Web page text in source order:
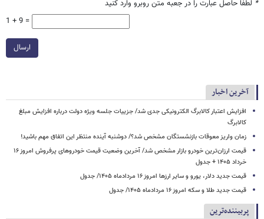
* لطفا حاصل عبارت را در جعبه متن روبرو وارد کنید
1 + 9 =
ارسال
آخرین اخبار
افزایش اعتبار کالابرگ الکترونیکی جدی شد/ جزییات جلسه ویژه دولت درباره افزایش مبلغ
کالابرگ
زمان واریز معوقات بازنشستگان مشخص شد؟/ دوشنبه آینده منتظر این اتفاق مهم باشید!
قیمت ارزان‌ترین خودرو بازار مشخص شد/ آخرین وضعیت قیمت خودروهای پرفروش امروز ۱۶
خرداد ۱۴۰۵ + جدول
قیمت جدید دلار، یورو و سایر ارزها امروز ۱۶ مردادماه ۱۴۰۵/ جدول
قیمت جدید طلا و سکه امروز ۱۶ مردادماه ۱۴۰۵/ جدول
پربیننده‌ترین